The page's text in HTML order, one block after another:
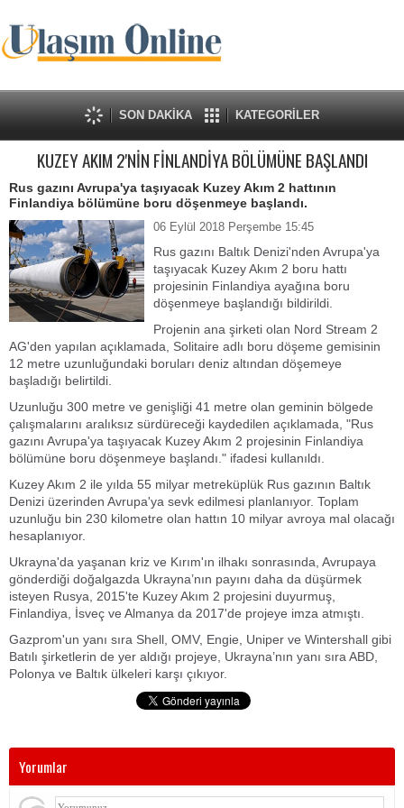
SON DAKİKA KATEGORİLER
KUZEY AKIM 2'NİN FİNLANDİYA BÖLÜMÜNE BAŞLANDI
Rus gazını Avrupa'ya taşıyacak Kuzey Akım 2 hattının
Finlandiya bölümüne boru döşenmeye başlandı.
06 Eylül 2018 Perşembe 15:45
Rus gazını Baltık Denizi'nden Avrupa'ya
taşıyacak Kuzey Akım 2 boru hattı
projesinin Finlandiya ayağına boru
döşenmeye başlandığı bildirildi.
Projenin ana şirketi olan Nord Stream 2
AG'den yapılan açıklamada, Solitaire adlı boru döşeme gemisinin
12 metre uzunluğundaki boruları deniz altından döşemeye
başladığı belirtildi.
Uzunluğu 300 metre ve genişliği 41 metre olan geminin bölgede
çalışmalarını aralıksız sürdüreceği kaydedilen açıklamada, "Rus
gazını Avrupa'ya taşıyacak Kuzey Akım 2 projesinin Finlandiya
bölümüne boru döşenmeye başlandı." ifadesi kullanıldı.
Kuzey Akım 2 ile yılda 55 milyar metreküplük Rus gazının Baltık
Denizi üzerinden Avrupa'ya sevk edilmesi planlanıyor. Toplam
uzunluğu bin 230 kilometre olan hattın 10 milyar avroya mal olacağı
hesaplanıyor.
Ukrayna'da yaşanan kriz ve Kırım'ın ilhakı sonrasında, Avrupaya
gönderdiği doğalgazda Ukrayna’nın payını daha da düşürmek
isteyen Rusya, 2015'te Kuzey Akım 2 projesini duyurmuş,
Finlandiya, İsveç ve Almanya da 2017'de projeye imza atmıştı.
Gazprom'un yanı sıra Shell, OMV, Engie, Uniper ve Wintershall gibi
Batılı şirketlerin de yer aldığı projeye, Ukrayna’nın yanı sıra ABD,
Polonya ve Baltık ülkeleri karşı çıkıyor.
Yorumlar